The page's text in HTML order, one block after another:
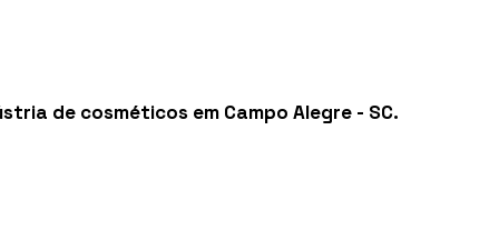
de cosméticos em Campo Alegre - SC.